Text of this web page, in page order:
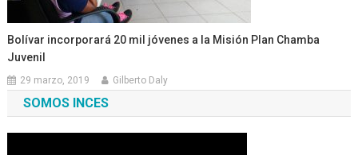
Bolívar incorporará 20 mil jóvenes a la Misión Plan Chamba
Juvenil
29 marzo, 2019 Gilberto Daly
SOMOS INCES